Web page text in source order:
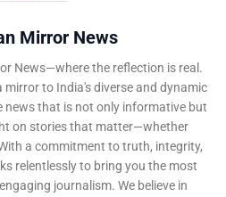
Mirror News
News—where the reflection is real.
mirror to India's diverse and dynamic
news that is not only informative but
on stories that matter—whether
a commitment to truth, integrity,
relentlessly to bring you the most
journalism. We believe in